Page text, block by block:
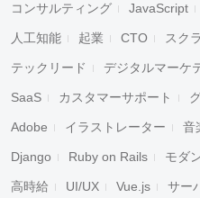
コンサルティング JavaScript
人工知能 起業 CTO スク
テックリード デジタルマーケ
SaaS カスタマーサポート
Adobe イラストレーター 音
Django Ruby on Rails モダ
高時給 UI/UX Vue.js サー